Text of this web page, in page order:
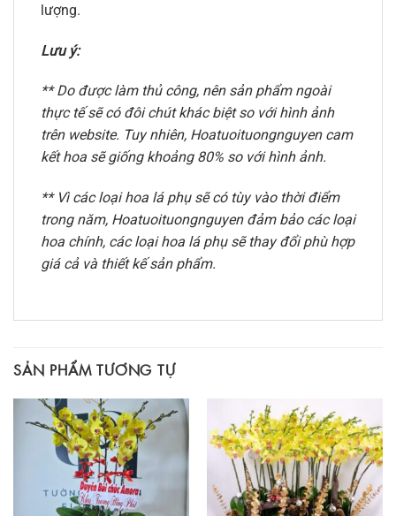
lượng.
Lưu ý:
** Do được làm thủ công, nên sản phẩm ngoài
thực tế sẽ có đôi chút khác biệt so với hình ảnh
trên website. Tuy nhiên, Hoatuoituongnguyen cam
kết hoa sẽ giống khoảng 80% so với hình ảnh.
** Vì các loại hoa lá phụ sẽ có tùy vào thời điểm
trong năm, Hoatuoituongnguyen đảm bảo các loại
hoa chính, các loại hoa lá phụ sẽ thay đổi phù hợp
giá cả và thiết kế sản phẩm.
SẢN PHẨM TƯƠNG TỰ